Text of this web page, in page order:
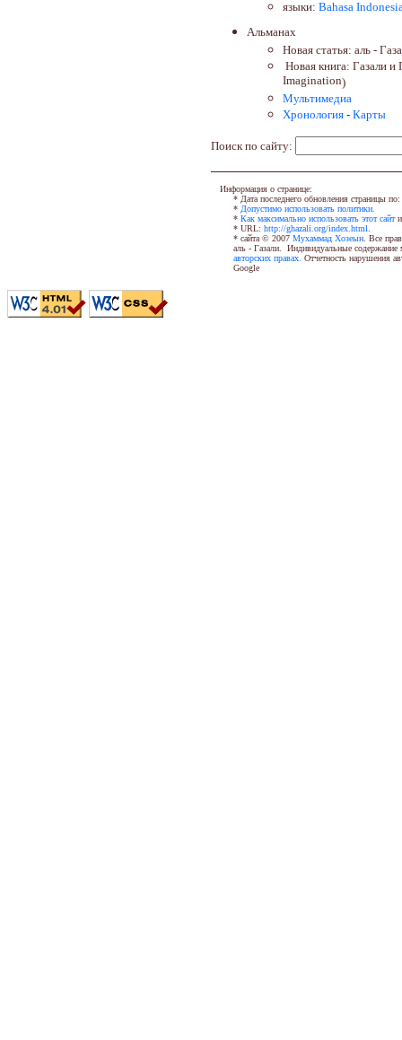
языки: Bahasa
Альманах
Новая статья: аль -
Новая книга: Газали
Imagination)
Мультимедиа
Хронология- Карты
Поиск по сайту:
Информация о странице:
* Дата последнего обновления страницы по:
* Допустимо использовать политики.
* Как максимально использовать этот сайти
* URL: http://ghazali.org/index.html
* сайта © 2007 МухаммадXoзеын. Все
аль - Газали. Индивидуальные содержание
авторских правах. Отчетность нарушения
Google